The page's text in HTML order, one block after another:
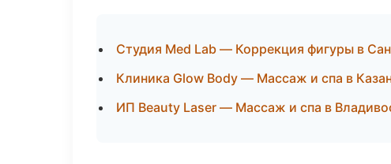
Студия Med Lab — Коррекция фигуры в
Клиника Glow Body — Массаж и спа в
ИП Beauty Laser — Массаж и спа в